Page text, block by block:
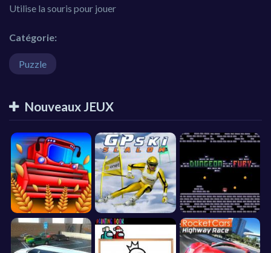
Utilise la souris pour jouer
Catégorie:
Puzzle
Nouveaux JEUX